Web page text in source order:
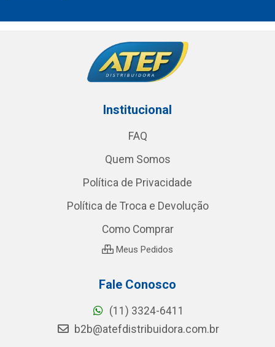
Institucional
FAQ
Quem Somos
Política de Privacidade
Política de Troca e Devolução
Como Comprar
Meus Pedidos
Fale Conosco
(11) 3324-6411
b2b@atefdistribuidora.com.br